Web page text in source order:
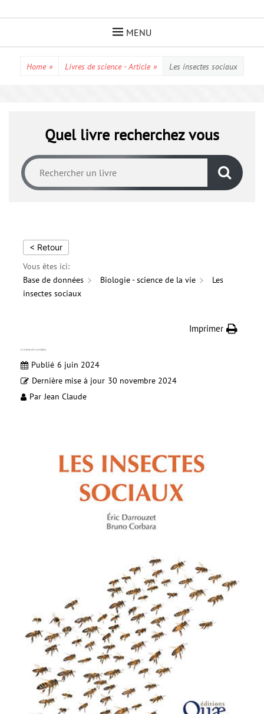
MENU
Home » Livres de science - Article » Les insectes sociaux
Quel livre recherchez vous
< Retour
Vous êtes ici:
Base de données
Biologie - science de la vie
Les
insectes sociaux
Imprimer
Les insectes sociaux
Publié 6 juin 2024
Dernière mise à jour 30 novembre 2024
Par Jean Claude